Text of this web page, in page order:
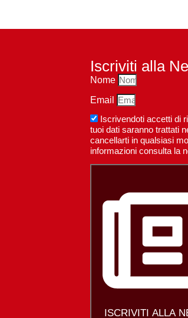
Iscriviti alla
Nome
Email
Iscrivendoti accetti di
tuoi dati saranno trattati
cancellarti in qualsiasi
informazioni consulta la
ISCRIVITI ALLA